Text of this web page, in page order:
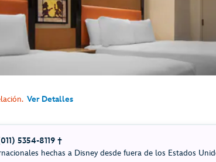
Ver Detalles
5354-8119 †
hechas a Disney desde fuera de los Estados